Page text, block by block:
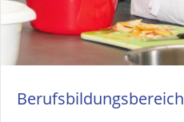
Berufsbildungsbereich